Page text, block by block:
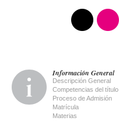
Información General
Descripción General
Competencias del título
Proceso de Admisión
Matrícula
Materias